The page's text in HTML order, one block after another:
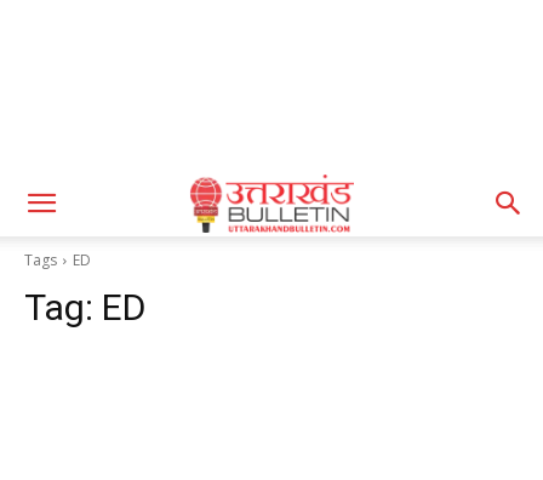
Tags ED
Tag: ED